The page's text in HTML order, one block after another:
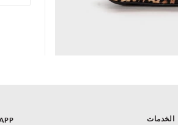
الخدمات